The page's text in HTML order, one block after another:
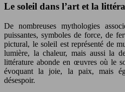
Le soleil dans l’art et la
De nombreuses mythologies
puissantes, symboles de force, de
pictural, le soleil est représenté de
lumière, la chaleur, mais aussi la
littérature abonde en œuvres où le
évoquant la joie, la paix, mais
désespoir.